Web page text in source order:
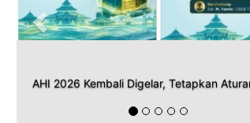
AHI 2026 Kembali Digelar, Tetapkan